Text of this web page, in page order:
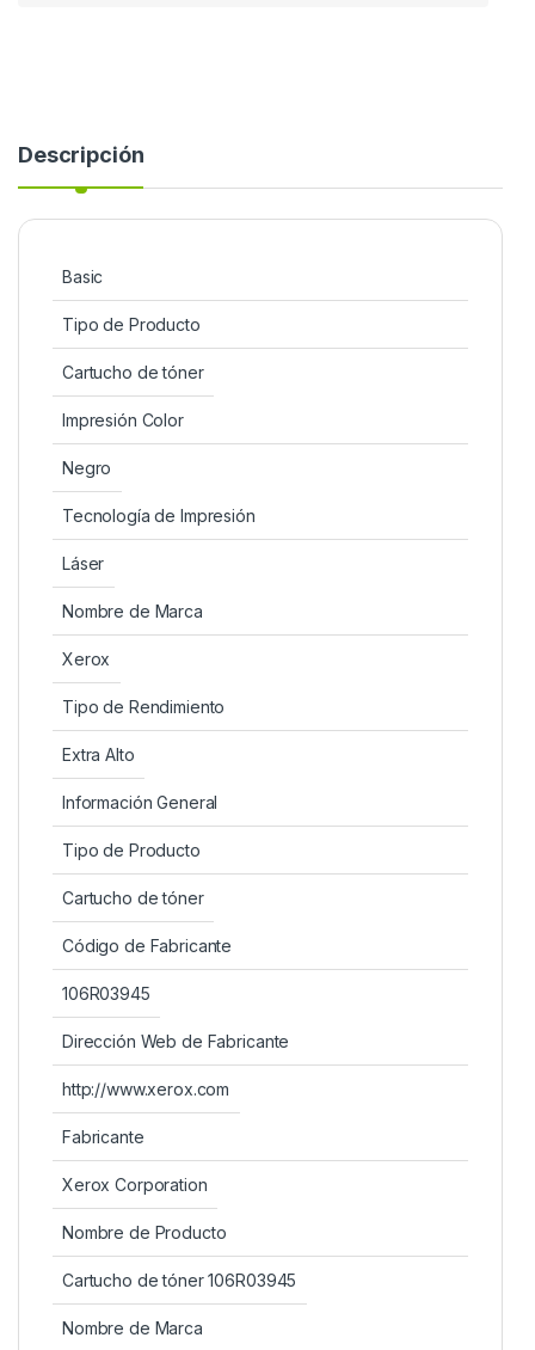
Descripción
Basic
Tipo de Producto
Cartucho de tóner
Impresión Color
Negro
Tecnología de Impresión
Láser
Nombre de Marca
Xerox
Tipo de Rendimiento
Extra Alto
Información General
Tipo de Producto
Cartucho de tóner
Código de Fabricante
106R03945
Dirección Web de Fabricante
http://www.xerox.com
Fabricante
Xerox Corporation
Nombre de Producto
Cartucho de tóner 106R03945
Nombre de Marca